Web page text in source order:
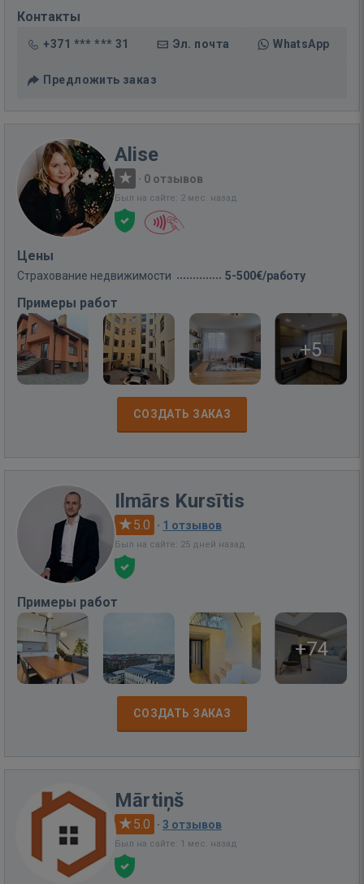
Контакты
+371 *** *** 31 Эл. почта WhatsApp
Предложить заказ
Alise
· 0 отзывов
Был на сайте: 2 мес. назад
Цены
Страхование недвижимости 5-500€/работу
Примеры работ
+5
СОЗДАТЬ ЗАКАЗ
Ilmārs Kursītis
5.0 · 1 отзывов
Был на сайте: 25 дней назад
Примеры работ
+74
СОЗДАТЬ ЗАКАЗ
Mārtiņš
5.0 · 3 отзывов
Был на сайте: 1 мес. назад